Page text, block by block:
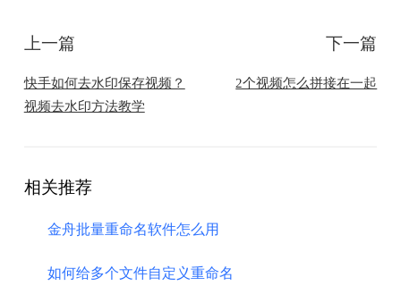
上一篇
快手如何去水印保存视频？
视频去水印方法教学
下一篇
2个视频怎么拼接在一起
相关推荐
金舟批量重命名软件怎么用
如何给多个文件自定义重命名